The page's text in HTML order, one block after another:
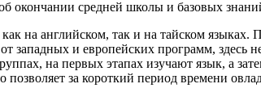
окончании средней школы и базовых
на английском, так и на тайском
западных и европейских программ,
на первых этапах изучают язык, а
за короткий период времени